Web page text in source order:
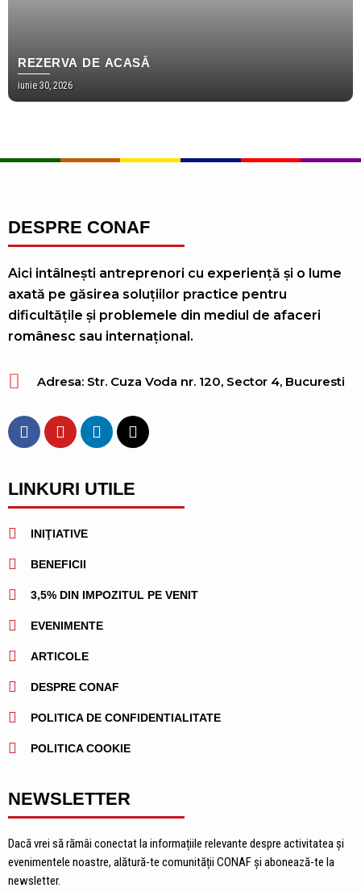
REZERVA DE ACASĂ
iunie 30, 2026
DESPRE CONAF
Aici intâlnești antreprenori cu experiență și o lume
axată pe găsirea soluțiilor practice pentru
dificultățile și problemele din mediul de afaceri
românesc sau internațional.
Adresa: Str. Cuza Voda nr. 120, Sector 4, Bucuresti
LINKURI UTILE
INIŢIATIVE
BENEFICII
3,5% DIN IMPOZITUL PE VENIT
EVENIMENTE
ARTICOLE
DESPRE CONAF
POLITICA DE CONFIDENTIALITATE
POLITICA COOKIE
NEWSLETTER
Dacă vrei să rămâi conectat la informațiile relevante despre activitatea și
evenimentele noastre, alătură-te comunității CONAF și abonează-te la
newsletter.